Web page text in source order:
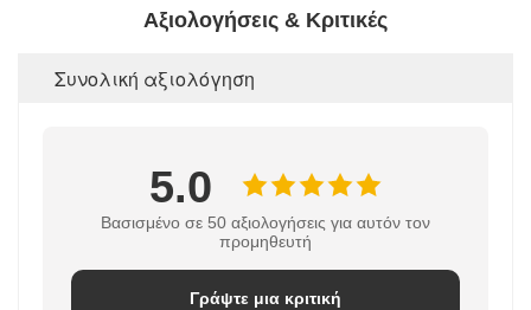
Αξιολογήσεις & Κριτικές
Συνολική αξιολόγηση
5.0
Βασισμένο σε 50 αξιολογήσεις για αυτόν τον
προμηθευτή
Γράψτε μια κριτική